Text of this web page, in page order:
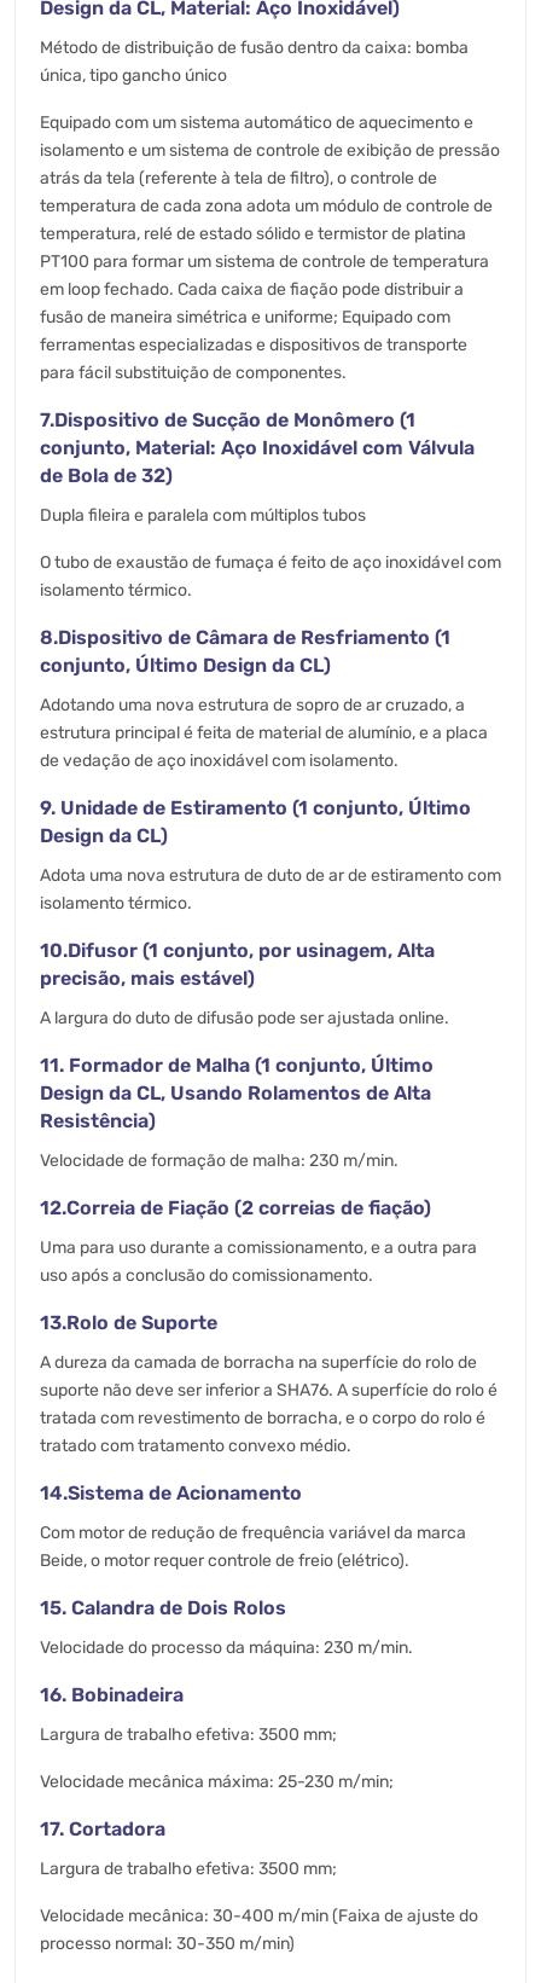
Design da CL, Material: Aço Inoxidável)
Método de distribuição de fusão dentro da caixa: bomba
única, tipo gancho único
Equipado com um sistema automático de aquecimento e
isolamento e um sistema de controle de exibição de pressão
atrás da tela (referente à tela de filtro), o controle de
temperatura de cada zona adota um módulo de controle de
temperatura, relé de estado sólido e termistor de platina
PT100 para formar um sistema de controle de temperatura
em loop fechado. Cada caixa de fiação pode distribuir a
fusão de maneira simétrica e uniforme; Equipado com
ferramentas especializadas e dispositivos de transporte
para fácil substituição de componentes.
7.Dispositivo de Sucção de Monômero (1
conjunto, Material: Aço Inoxidável com Válvula
de Bola de 32)
Dupla fileira e paralela com múltiplos tubos
O tubo de exaustão de fumaça é feito de aço inoxidável com
isolamento térmico.
8.Dispositivo de Câmara de Resfriamento (1
conjunto, Último Design da CL)
Adotando uma nova estrutura de sopro de ar cruzado, a
estrutura principal é feita de material de alumínio, e a placa
de vedação de aço inoxidável com isolamento.
9. Unidade de Estiramento (1 conjunto, Último
Design da CL)
Adota uma nova estrutura de duto de ar de estiramento com
isolamento térmico.
10.Difusor (1 conjunto, por usinagem, Alta
precisão, mais estável)
A largura do duto de difusão pode ser ajustada online.
11. Formador de Malha (1 conjunto, Último
Design da CL, Usando Rolamentos de Alta
Resistência)
Velocidade de formação de malha: 230 m/min.
12.Correia de Fiação (2 correias de fiação)
Uma para uso durante a comissionamento, e a outra para
uso após a conclusão do comissionamento.
13.Rolo de Suporte
A dureza da camada de borracha na superfície do rolo de
suporte não deve ser inferior a SHA76. A superfície do rolo é
tratada com revestimento de borracha, e o corpo do rolo é
tratado com tratamento convexo médio.
14.Sistema de Acionamento
Com motor de redução de frequência variável da marca
Beide, o motor requer controle de freio (elétrico).
15. Calandra de Dois Rolos
Velocidade do processo da máquina: 230 m/min.
16. Bobinadeira
Largura de trabalho efetiva: 3500 mm;
Velocidade mecânica máxima: 25-230 m/min;
17. Cortadora
Largura de trabalho efetiva: 3500 mm;
Velocidade mecânica: 30-400 m/min (Faixa de ajuste do
processo normal: 30-350 m/min)